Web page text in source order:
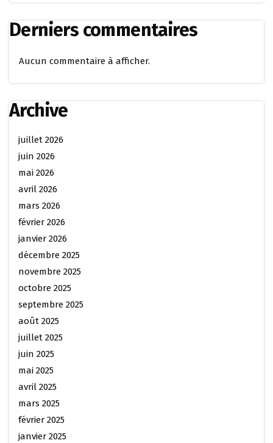
Derniers commentaires
Aucun commentaire à afficher.
Archive
juillet 2026
juin 2026
mai 2026
avril 2026
mars 2026
février 2026
janvier 2026
décembre 2025
novembre 2025
octobre 2025
septembre 2025
août 2025
juillet 2025
juin 2025
mai 2025
avril 2025
mars 2025
février 2025
janvier 2025